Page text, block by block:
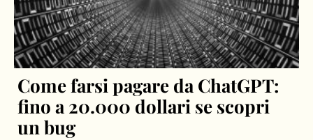
Come farsi pagare da ChatGPT:
fino a 20.000 dollari se scopri
un bug